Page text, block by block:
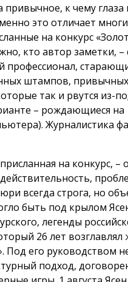
привычное, к чему глаза
это отличает
на конкурс
кто автор заметки, –
профессионал,
штампов, привычных
так и рвутся из-
– рождающиеся на
Журналистика
на конкурс, –
всегда строга, но
быть под крылом
легенды
26 лет
Под его руководством
подход,